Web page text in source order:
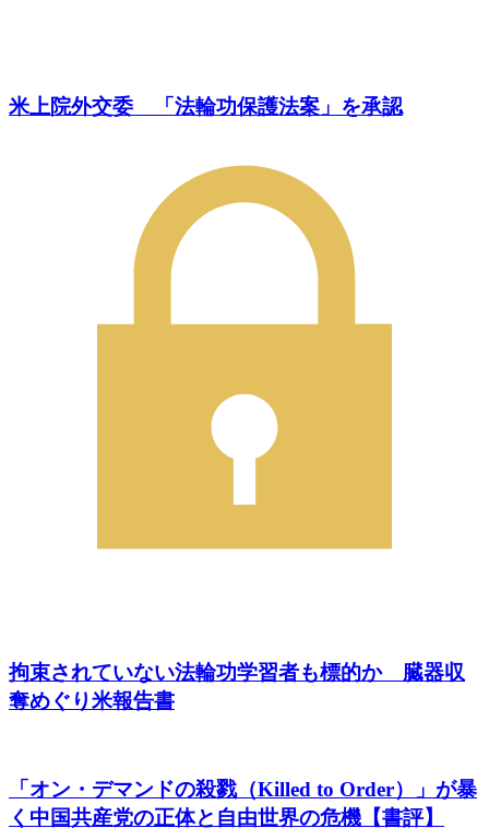
米上院外交委 「法輪功保護法案」を承認
拘束されていない法輪功学習者も標的か 臓器収
奪めぐり米報告書
「オン・デマンドの殺戮（Killed to Order）」が暴
く中国共産党の正体と自由世界の危機【書評】